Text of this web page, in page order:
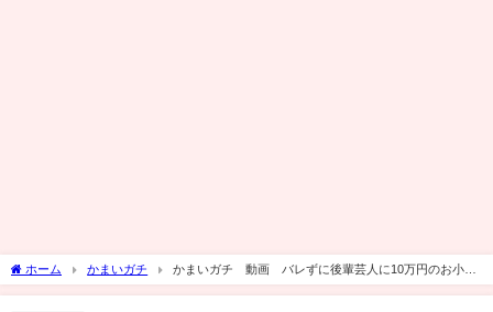
ホーム かまいガチ
かまいガチ 動画 バレずに後輩芸人に10万円のお小遣
いを渡せ‼ 4月26日